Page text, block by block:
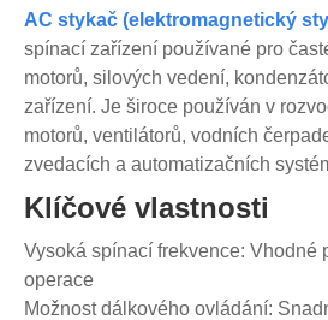
AC stykač (elektromagnetický
spínací zařízení používané pro
motorů, silových vedení,
zařízení. Je široce používán v
motorů, ventilátorů, vodních
zvedacích a automatizačních
Klíčové vlastnosti
Vysoká spínací frekvence: Vhodné
operace
Možnost dálkového ovládání: